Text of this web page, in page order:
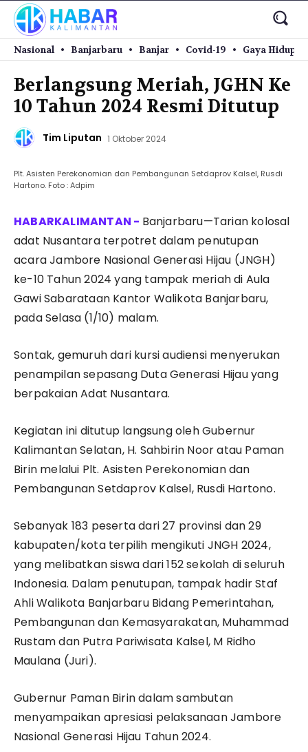
Nasional Banjarbaru Banjar Covid-19 Gaya Hidup
Berlangsung Meriah, JGHN Ke
10 Tahun 2024 Resmi Ditutup
Tim Liputan 1 Oktober 2024
Plt. Asisten Perekonomian dan Pembangunan Setdaprov Kalsel, Rusdi
Hartono. Foto : Adpim
Banjarbaru—Tarian kolosal
adat Nusantara terpotret dalam penutupan
acara Jambore Nasional Generasi Hijau (JNGH)
ke-10 Tahun 2024 yang tampak meriah di Aula
Gawi Sabarataan Kantor Walikota Banjarbaru,
pada Selasa (1/10) malam.
Sontak, gemuruh dari kursi audiensi menyerukan
penampilan sepasang Duta Generasi Hijau yang
berpakaian Adat Nusantara.
Kegiatan ini ditutup langsung oleh Gubernur
Kalimantan Selatan, H. Sahbirin Noor atau Paman
Birin melalui Plt. Asisten Perekonomian dan
Pembangunan Setdaprov Kalsel, Rusdi Hartono.
Sebanyak 183 peserta dari 27 provinsi dan 29
kabupaten/kota terpilih mengikuti JNGH 2024,
yang melibatkan siswa dari 152 sekolah di seluruh
Indonesia. Dalam penutupan, tampak hadir Staf
Ahli Walikota Banjarbaru Bidang Pemerintahan,
Pembangunan dan Kemasyarakatan, Muhammad
Rustam dan Putra Pariwisata Kalsel, M Ridho
Maulana (Juri).
Gubernur Paman Birin dalam sambutan
menyampaikan apresiasi pelaksanaan Jambore
Nasional Generasi Hijau Tahun 2024.